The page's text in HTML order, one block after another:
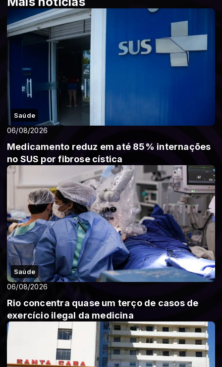
Saúde
06/08/2026
Medicamento reduz em até 85% internações
no SUS por fibrose cística
Saúde
06/08/2026
Rio concentra quase um terço de casos de
exercício ilegal da medicina